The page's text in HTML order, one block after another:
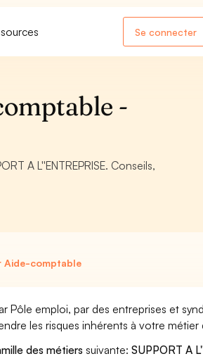
Se connecter
-
A L''ENTREPRISE. Conseils,
Aide-comptable
Pôle emploi, par des entreprises et
les risques inhérents à votre
des métiers suivante:SUPPORT A